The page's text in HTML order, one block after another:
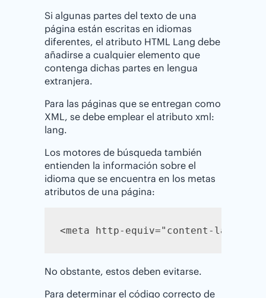
Si algunas partes del texto de una
página están escritas en idiomas
diferentes, el atributo HTML Lang debe
añadirse a cualquier elemento que
contenga dichas partes en lengua
extranjera.
Para las páginas que se entregan como
XML, se debe emplear el atributo xml:
lang.
Los motores de búsqueda también
entienden la información sobre el
idioma que se encuentra en los metas
atributos de una página:
<meta http-equiv="content-
No obstante, estos deben evitarse.
Para determinar el código correcto de